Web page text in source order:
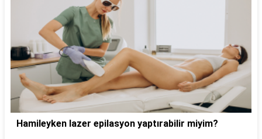
Hamileyken lazer epilasyon yaptırabilir miyim?